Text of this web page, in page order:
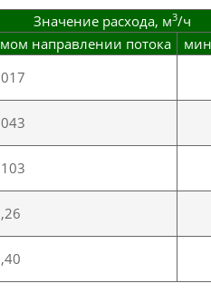
Значение расхода, м3/ч
направлении потока